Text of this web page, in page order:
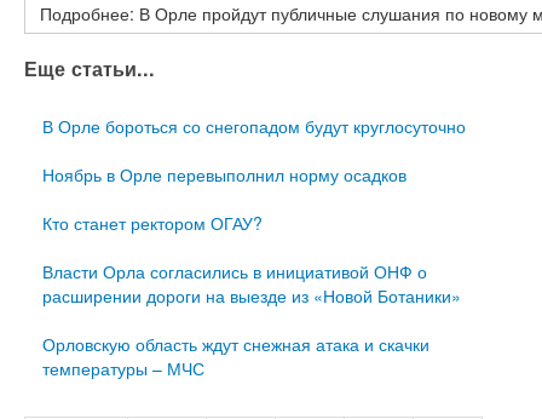
Подробнее: В Орле пройдут публичные слушания по новому
Еще статьи...
В Орле бороться со снегопадом будут круглосуточно
Ноябрь в Орле перевыполнил норму осадков
Кто станет ректором ОГАУ?
Власти Орла согласились в инициативой ОНФ о
расширении дороги на выезде из «Новой Ботаники»
Орловскую область ждут снежная атака и скачки
температуры – МЧС